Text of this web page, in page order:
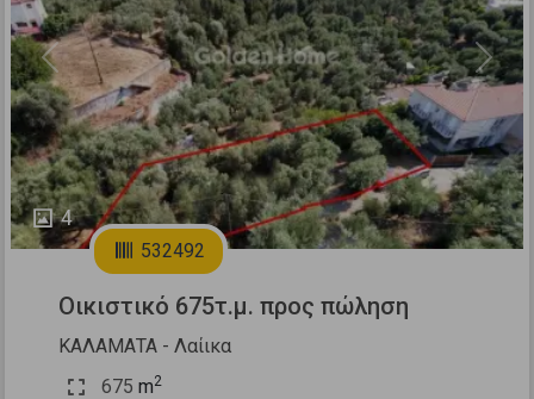
4
Previous Next
532492
Οικιστικό 675τ.μ. προς πώληση
ΚΑΛΑΜΑΤΑ - Λαίικα
675 m2